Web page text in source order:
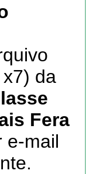
da
Fera
e-mail